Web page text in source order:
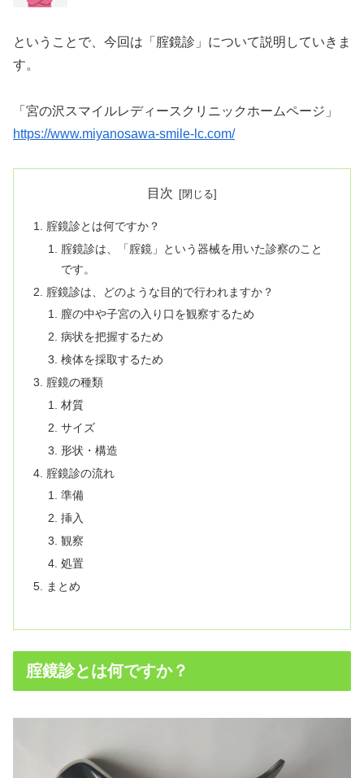
ということで、今回は「腟鏡診」について説明していきま
す。
「宮の沢スマイルレディースクリニックホームページ」
https://www.miyanosawa-smile-lc.com/
目次
腟鏡診とは何ですか？
腟鏡診は、「腟鏡」という器械を用いた診察のこと
です。
腟鏡診は、どのような目的で行われますか？
膣の中や子宮の入り口を観察するため
病状を把握するため
検体を採取するため
腟鏡の種類
材質
サイズ
形状・構造
腟鏡診の流れ
準備
挿入
観察
処置
まとめ
腟鏡診とは何ですか？